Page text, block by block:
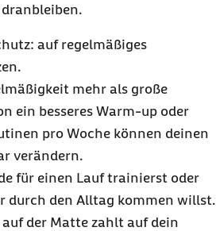
auf regelmäßiges
mehr als große
ein besseres Warm-up oder
pro Woche können deinen
verändern.
für einen Lauf trainierst oder
durch den Alltag kommen willst.
der Matte zahlt auf dein